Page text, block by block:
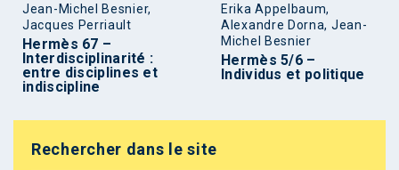
Jean-Michel Besnier,
Jacques Perriault
Hermès 67 –
Interdisciplinarité :
entre disciplines et
indiscipline
Erika Appelbaum,
Alexandre Dorna, Jean-
Michel Besnier
Hermès 5/6 –
Individus et politique
Rechercher dans le site